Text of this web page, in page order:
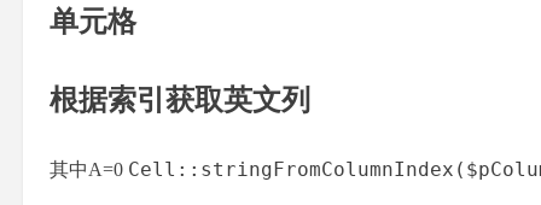
单元格
根据索引获取英文列
其中A=0